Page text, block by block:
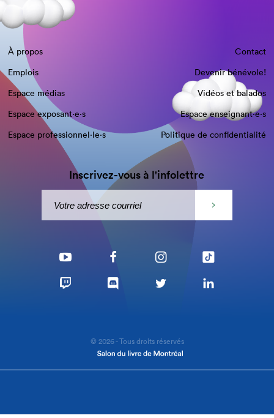
À propos
Contact
Emplois
Devenir bénévole!
Espace médias
Vidéos et balados
Espace exposant·e⋅s
Espace enseignant·e⋅s
Espace professionnel·le⋅s
Politique de confidentialité
Inscrivez-vous à l'infolettre
© 2026 - Tous droits réservés